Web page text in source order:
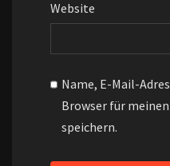
Website
Name, E-Mail-
Browser für
speichern.